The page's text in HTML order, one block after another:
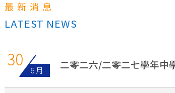
最新消息
30
6 月 二零二六/二零二七學年